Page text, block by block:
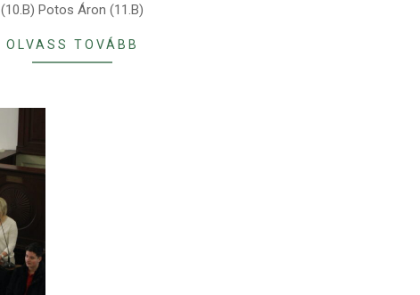
(10.B) Potos Áron (11.B)
OLVASS TOVÁBB